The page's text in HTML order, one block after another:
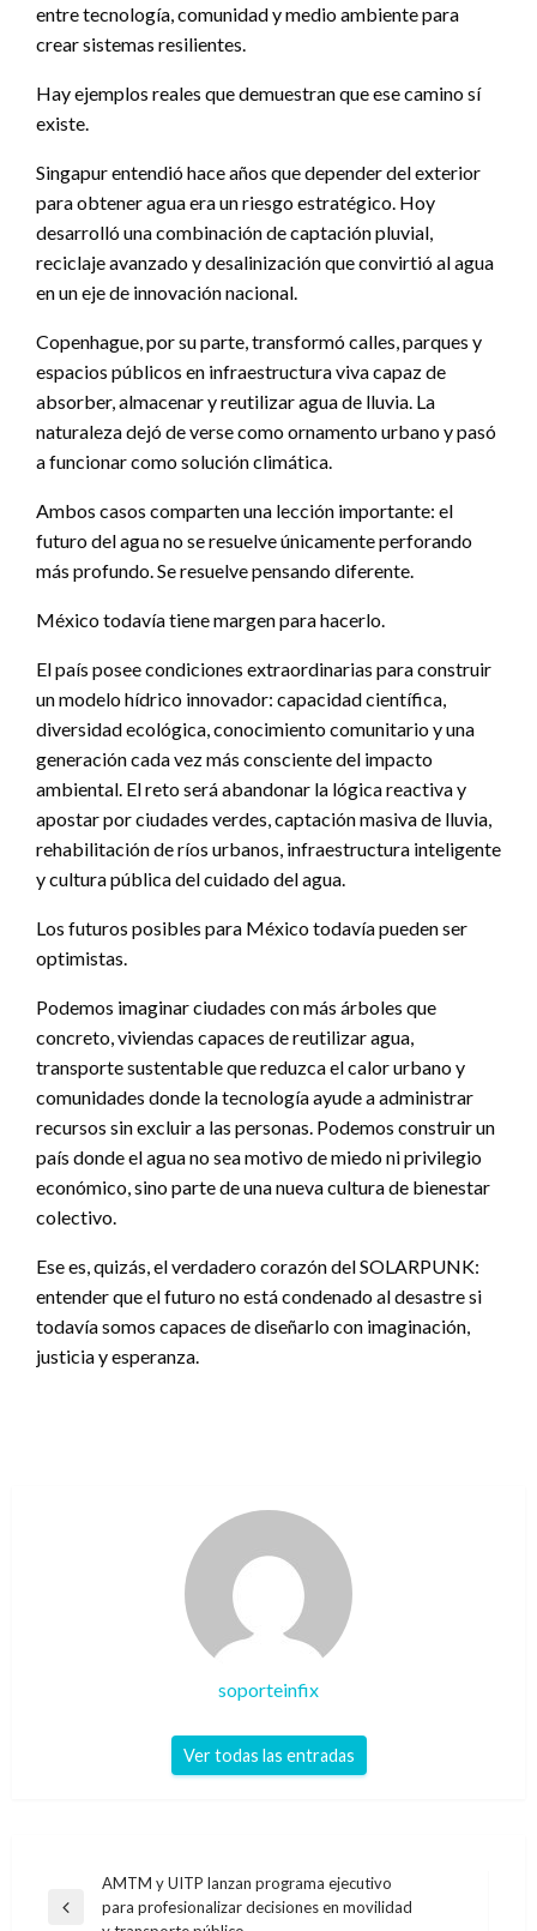
entre tecnología, comunidad y medio ambiente para
crear sistemas resilientes.
Hay ejemplos reales que demuestran que ese camino sí
existe.
Singapur entendió hace años que depender del exterior
para obtener agua era un riesgo estratégico. Hoy
desarrolló una combinación de captación pluvial,
reciclaje avanzado y desalinización que convirtió al agua
en un eje de innovación nacional.
Copenhague, por su parte, transformó calles, parques y
espacios públicos en infraestructura viva capaz de
absorber, almacenar y reutilizar agua de lluvia. La
naturaleza dejó de verse como ornamento urbano y pasó
a funcionar como solución climática.
Ambos casos comparten una lección importante: el
futuro del agua no se resuelve únicamente perforando
más profundo. Se resuelve pensando diferente.
México todavía tiene margen para hacerlo.
El país posee condiciones extraordinarias para construir
un modelo hídrico innovador: capacidad científica,
diversidad ecológica, conocimiento comunitario y una
generación cada vez más consciente del impacto
ambiental. El reto será abandonar la lógica reactiva y
apostar por ciudades verdes, captación masiva de lluvia,
rehabilitación de ríos urbanos, infraestructura inteligente
y cultura pública del cuidado del agua.
Los futuros posibles para México todavía pueden ser
optimistas.
Podemos imaginar ciudades con más árboles que
concreto, viviendas capaces de reutilizar agua,
transporte sustentable que reduzca el calor urbano y
comunidades donde la tecnología ayude a administrar
recursos sin excluir a las personas. Podemos construir un
país donde el agua no sea motivo de miedo ni privilegio
económico, sino parte de una nueva cultura de bienestar
colectivo.
Ese es, quizás, el verdadero corazón del SOLARPUNK:
entender que el futuro no está condenado al desastre si
todavía somos capaces de diseñarlo con imaginación,
justicia y esperanza.
soporteinfix
Ver todas las entradas
Navegación
de
Entrada
AMTM y UITP lanzan programa ejecutivo
para profesionalizar decisiones en movilidad